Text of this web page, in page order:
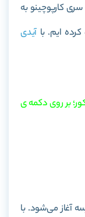
کارپوچینو به
آیدی
بر روی دکمه ی
آغاز می‌شود. با